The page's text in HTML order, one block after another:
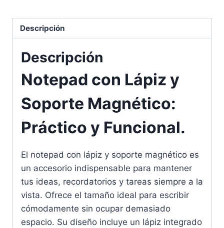
Descripción
Descripción
Notepad con Lápiz y
Soporte Magnético:
Práctico y Funcional.
El notepad con lápiz y soporte magnético es
un accesorio indispensable para mantener
tus ideas, recordatorios y tareas siempre a la
vista. Ofrece el tamaño ideal para escribir
cómodamente sin ocupar demasiado
espacio. Su diseño incluye un lápiz integrado